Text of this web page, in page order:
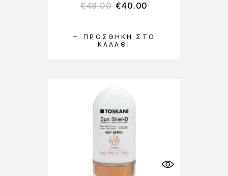
ΠΡΟΣΘΉΚΗ ΣΤΟ
ΚΑΛΆΘΙ
€48.00 €40.00